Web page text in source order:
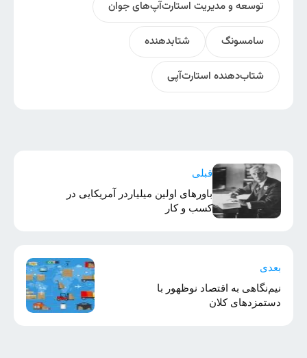
توسعه و مدیریت استارت‌آپ‌های جوان
سامسونگ شتابدهنده
شتاب‌دهنده استارت‌آپی
قبلی
باورهای اولین میلیاردر آمریکایی در
کسب و کار
بعدی
نیم‌نگاهی به اقتصاد نوظهور با
دستمزد‌های کلان